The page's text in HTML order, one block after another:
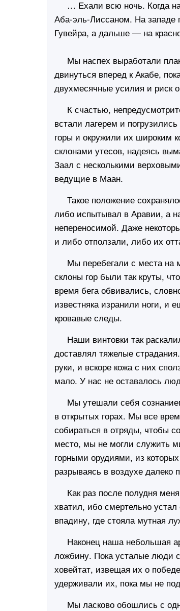
… Ехали всю ночь. Когда
Аба-эль-Лиссаном. На западе
Гувейра, а дальше — на
Мы наспех выработали
двинуться вперед к Акабе,
двухмесячные усилия и риск
К счастью,
встали лагерем и
горы и окружили их широким
склонами утесов, надеясь
Заал с несколькими
ведущие в Маан.
Такое положение
либо испытывал в Аравии, а
непереносимой. Даже
и либо отползали, либо их
Мы перебегали с места на
склоны гор были так круты,
время бега обвивались,
известняка изранили ноги, и
кровавые следы.
Наши винтовки так
доставлял тяжелые
руки, и вскоре кожа с них
мало. У нас не оставалось
Мы утешали себя
в открытых горах. Мы все
собираться в отряды, чтобы
место, мы не могли служить
горными орудиями, из
разрываясь в воздухе далеко
Как раз после полудня
хватил, ибо смертельно
впадину, где стояла мутная
Наконец наша небольшая
ложбину. Пока усталые люди
ховейтат, извещая их о
удерживали их, пока мы не
Мы ласково обошлись с